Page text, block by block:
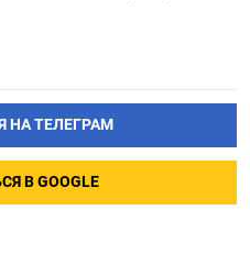
НА ТЕЛЕГРАМ
В GOOGLE